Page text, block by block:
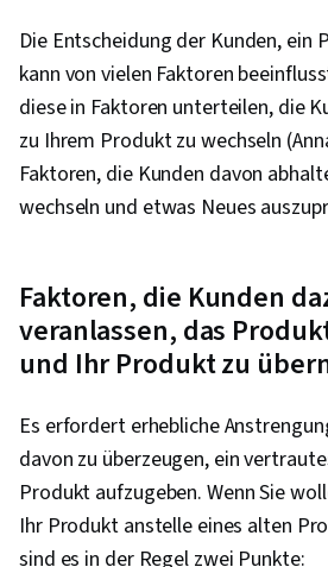
Die Entscheidung der Kunden, ein
kann von vielen Faktoren
diese in Faktoren unterteilen, die
zu Ihrem Produkt zu wechseln
Faktoren, die Kunden davon
wechseln und etwas Neues
Faktoren, die Kunden
veranlassen, das
und Ihr Produkt zu
Es erfordert erhebliche
davon zu überzeugen, ein
Produkt aufzugeben. Wenn Sie
Ihr Produkt anstelle eines alten
sind es in der Regel zwei Punkte: